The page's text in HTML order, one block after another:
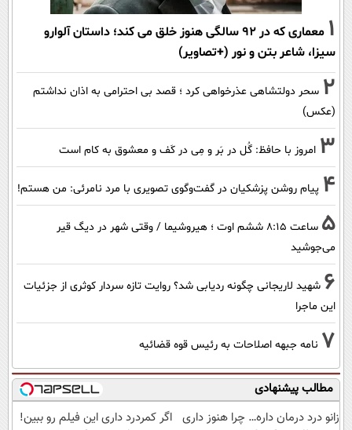
1
معماری که در 92 سالگی هنوز خلق می کند؛ داستان آلوارو
سیزا، شاعر بتن و نور (+تصاویر)
2 سحر دولتشاهی عذرخواهی کرد ؛ قصد بی احترامی به اذان نداشتم
(عکس)
3 امروز با حافظ: گُل در بَر و مِی در کَف و معشوق به کام است
4 پیام روشن پزشکیان در گفت‌و‌گوی تصویری با مرد نامرئی: من هستم!
5
ساعت ۸:۱۵ ششم اوت ؛ هیروشیما / وقتی شهر در دیگ قیر
می‌جوشید
6 شهید لاریجانی چگونه ردیابی شد؟ روایت تازه سردار کوثری از جزئیات
این ماجرا
7 نامه جبهه اصلاحات به رئیس قوه قضائیه
مطالب پیشنهادی
زانو درد درمان داره… چرا هنوز داری اگر کمردرد داری این فیلم رو ببین!